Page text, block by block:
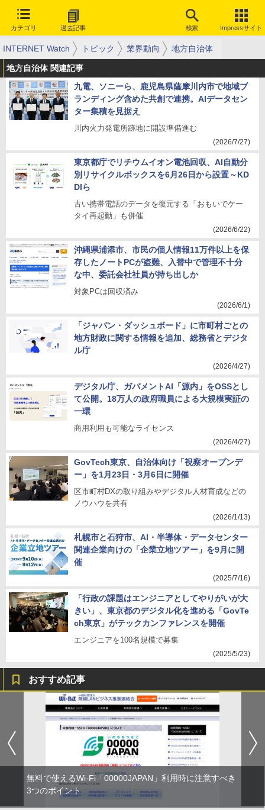
カテゴリ 過去記事 検索 Impressサイト
INTERNET Watch トピック 業界動向 地方自治体
地方自治体 関連記事
九電、ソニーら、鹿児島県薩摩川内市で地域ブ
ランディング含めた共創で連携。AIデータセン
ター集積を見据え
川内火力発電所跡地に開設準備進む
(2026/7/27)
東京都庁でリチウムイオン電池回収、AI自動分
別リサイクルボックスを6月26日から設置～KD
DIら
古い携帯電話のデータを復元する「おもいでケー
タイ再起動」も併催
(2026/6/22)
沖縄県浦添市、市民の個人情報11万件以上を保
存したノートPCが盗難、入替中で管理不十分
な中、委託会社社員が持ち出しか
対象PCは回収済み
(2026/6/1)
「ジャパン・ダッシュボード」に市町村ごとの
地方財政に関する情報を追加、総務省とデジタ
ル庁
(2026/4/27)
デジタル庁、ガバメントAI「源内」をOSSとし
て公開。18万人の政府職員による大規模実証の
一環
商用利用も可能なライセンス
(2026/4/27)
GovTech東京、自治体向け「視察オープンデ
ー」を1月23日・3月6日に開催
区市町村DXの取り組みやデジタル人材育成などの
ノウハウを共有
(2026/1/13)
札幌市と石狩市、AI・半導体・データセンター
関連企業向けの「企業立地ツアー」を9月に開
催
(2025/7/16)
「行政の課題はエンジニアとしてやりがいが大
きい」、東京都のデジタル化を進める「GovTe
ch東京」がテックカンファレンスを開催
エンジニアを100名規模で募集
(2025/5/23)
おすすめ記事
無料で使えるWi-Fi「00000JAPAN」利用時に注意すべき
3つのポイント